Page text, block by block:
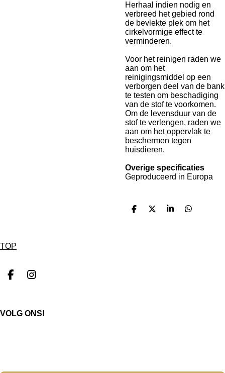
Herhaal indien nodig en
verbreed het gebied rond
de bevlekte plek om het
cirkelvormige effect te
verminderen.
Voor het reinigen raden we
aan om het
reinigingsmiddel op een
verborgen deel van de bank
te testen om beschadiging
van de stof te voorkomen.
Om de levensduur van de
stof te verlengen, raden we
aan om het oppervlak te
beschermen tegen
huisdieren.
Overige specificaties
Geproduceerd in Europa
D
D
S
D
TOP
F
b
I
a
VOLG ONS!